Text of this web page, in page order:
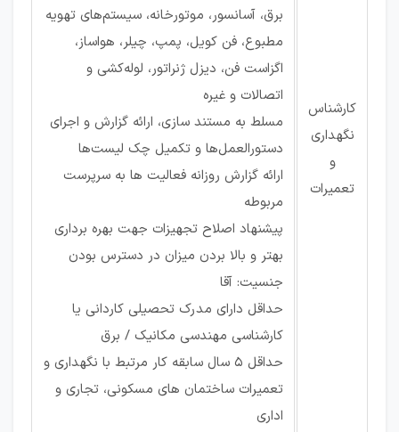
کارشناس
نگهداری
و
تعمیرات
برق، آسانسور، موتورخانه، سیستم‌های تهویه
مطبوع، فن کویل، پمپ، چیلر، هواساز،
اگزاست فن، دیزل ژنراتور، لوله‌کشی و
اتصالات و غیره
مسلط به مستند سازی، ارائه گزارش و اجرای
دستورالعمل‌ها و تکمیل چک لیست‌ها
ارائه گزارش روزانه فعالیت ها به سرپرست
مربوطه
پیشنهاد اصلاح تجهیزات جهت بهره برداری
بهتر و بالا بردن میزان در دسترس بودن
جنسیت: آقا
حداقل دارای مدرک تحصیلی کاردانی یا
کارشناسی مهندسی مکانیک / برق
حداقل 5 سال سابقه کار مرتبط با نگهداری و
تعمیرات ساختمان های مسکونی، تجاری و
اداری